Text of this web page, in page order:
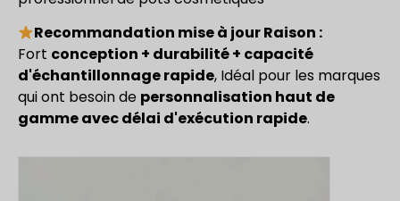
Recommandation mise à jour Raison :
Fort conception + durabilité + capacité
d'échantillonnage rapide, Idéal pour les marques
qui ont besoin de personnalisation haut de
gamme avec délai d'exécution rapide.